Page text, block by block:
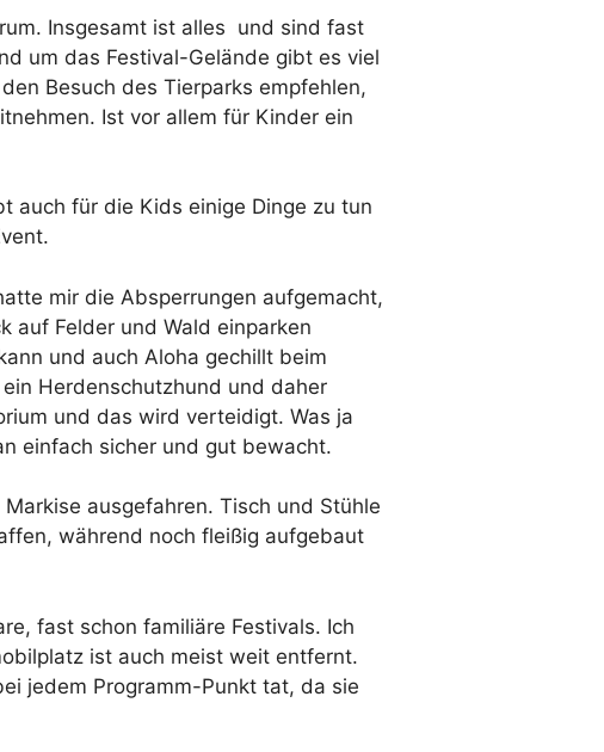
Insgesamt ist alles und sind fast
um das Festival-Gelände gibt es viel
Besuch des Tierparks empfehlen,
Ist vor allem für Kinder ein
auch für die Kids einige Dinge zu tun
mir die Absperrungen aufgemacht,
auf Felder und Wald einparken
und auch Aloha gechillt beim
Herdenschutzhund und daher
und das wird verteidigt. Was ja
einfach sicher und gut bewacht.
ausgefahren. Tisch und Stühle
während noch fleißig aufgebaut
fast schon familiäre Festivals. Ich
ist auch meist weit entfernt.
jedem Programm-Punkt tat, da sie